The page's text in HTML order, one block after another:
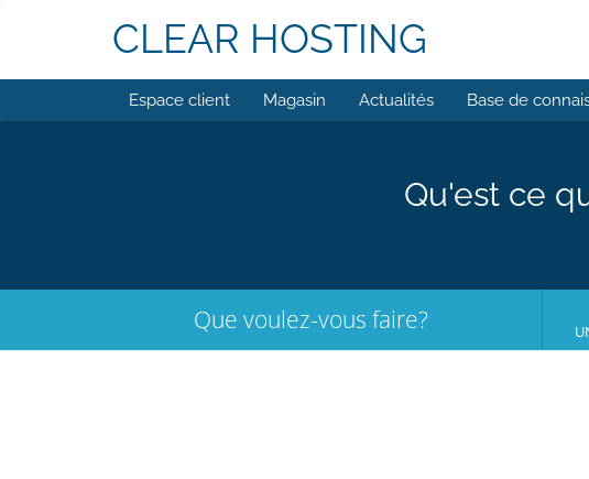
CLEAR HOSTING
Espace client Magasin Actualités Base de
Qu'est ce
Que voulez-vous faire?